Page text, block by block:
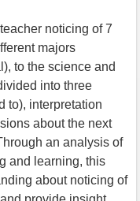
noticing of 7
majors
to the science and
into three
to), interpretation
about the next
an analysis of
and learning, this
about noticing of